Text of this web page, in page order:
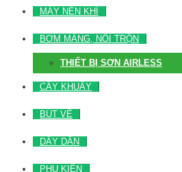
MÁY NÉN KHÍ
BƠM MÀNG, NỒI TRỘN
THIẾT BỊ SƠN AIRLESS
CÂY KHUẤY
BÚT VẼ
DÂY DẪN
PHỤ KIỆN